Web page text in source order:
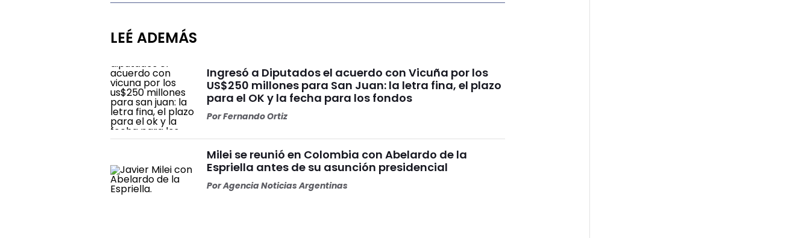
LEÉ ADEMÁS
Ingresó a Diputados el acuerdo con Vicuña por los
US$250 millones para San Juan: la letra fina, el plazo
para el OK y la fecha para los fondos
PorFernando Ortiz
Milei se reunió en Colombia con Abelardo de la
Espriella antes de su asunción presidencial
PorAgencia Noticias Argentinas